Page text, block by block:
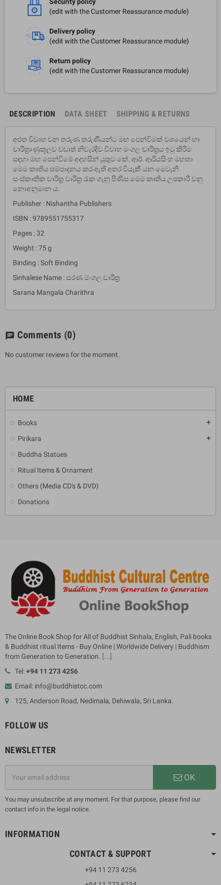
HOME
Books add
Pirikara add
Buddha Statues
Ritual Items & Ornament
Others (Media CD's & DVD)
Donations
(edit with the Customer Reassurance module)
Delivery policy
(edit with the Customer Reassurance module)
Return policy
(edit with the Customer Reassurance module)
DESCRIPTION DATA SHEET SHIPPING & RETURNS
අළුත විවාහ වන තරුණ තරුණියන්ට මඟ පෙන්වීමක් වශයෙන් හා
චාරිත්‍රාණුකූලව වඩාත් නිවැරදිව විවාහ මංගල චාරිත්‍රය ඉටු කිරීම
සඳහා මඟ පෙන්වීමේ අදහසින් යුතුව කේ. ආර්. ආරියසිංහ මහතා
මෙම කෘතිය සම්පාදනය ක‍ර ඇති අතර වියැකී යන මෙවැනි
සංස්කෘතික චාරිත්‍ර වාරිත්‍ර රැක ගැනු පිණිස මෙම කෘතිය උපකාරී වනු
නොඅනුමාන ය.
Publisher : Nishantha Publishers
ISBN : 9789551755317
Pages : 32
Weight : 75 g
Binding : Soft Binding
Sinhalese Name : සරණ මංගල චාරිත්‍ර
Sarana Mangala Charithra
chat Comments (0)
No customer reviews for the moment.
The Online Book Shop for All of Buddhist Sinhala, English, Pali books
& Buddhist ritual Items - Buy Online | Worldwide Delivery | Buddhism
from Generation to Generation. [...]
Tel:+94 11 273 4256
Email: info@buddhistcc.com
125, Anderson Road, Nedimala, Dehiwala, Sri Lanka.
FOLLOW US
NEWSLETTER
OK
You may unsubscribe at any moment. For that purpose, please find our
contact info in the legal notice.
INFORMATION
CONTACT & SUPPORT
+94 11 273 4256